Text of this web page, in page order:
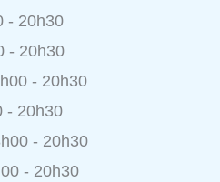
- 20h30
- 20h30
- 20h30
- 20h30
- 20h30
- 20h30